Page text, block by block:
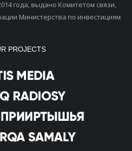
года, выдано Комитетом связи,
Министерства по инвестициям
PROJECTS